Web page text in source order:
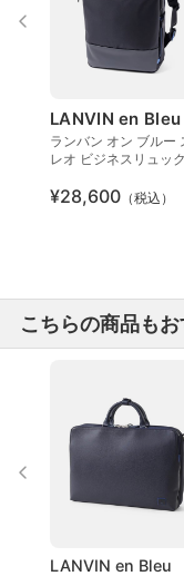
LANVIN en Bleu
ランバン オン ブルー
レオ ビジネスリュック
¥28,600 （税込）
こちらの商品も
LANVIN en Bleu